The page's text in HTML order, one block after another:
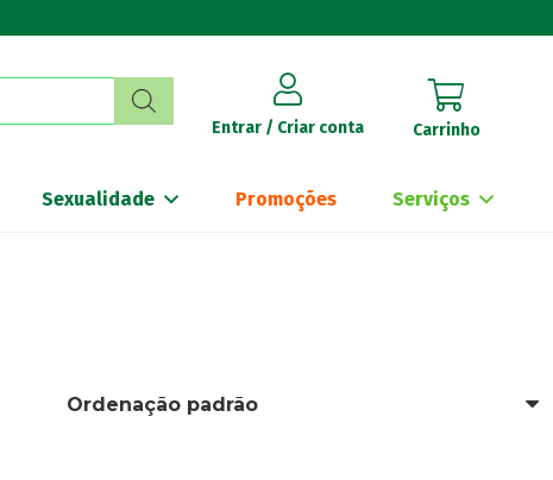
Entrar / Criar conta Carrinho
Sexualidade Promoções Serviços